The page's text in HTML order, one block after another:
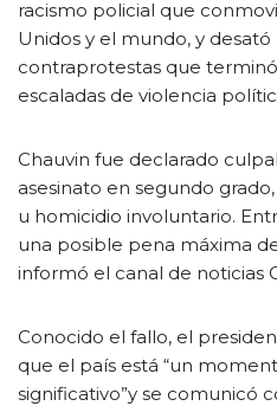
racismo policial que
Unidos y el mundo, y
contraprotestas que
escaladas de violencia
Chauvin fue declarado
asesinato en segundo
u homicidio involuntario.
una posible pena máxima
informó el canal de noticias
Conocido el fallo, el
que el país está “un
significativo”y se comunicó